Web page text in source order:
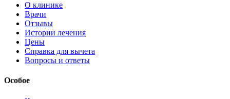
О клинике
Врачи
Отзывы
Истории лечения
Цены
Справка для вычета
Вопросы и ответы
Особое